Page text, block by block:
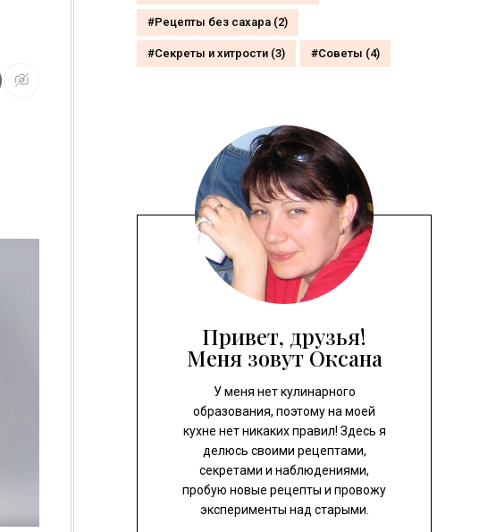
Рецепты без сахара (2)
Секреты и хитрости (3) Советы (4)
Привет, друзья!
Меня зовут Оксана
У меня нет кулинарного
образования, поэтому на моей
кухне нет никаких правил! Здесь я
делюсь своими рецептами,
секретами и наблюдениями,
пробую новые рецепты и провожу
эксперименты над старыми.